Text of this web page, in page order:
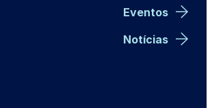
Eventos
Notícias